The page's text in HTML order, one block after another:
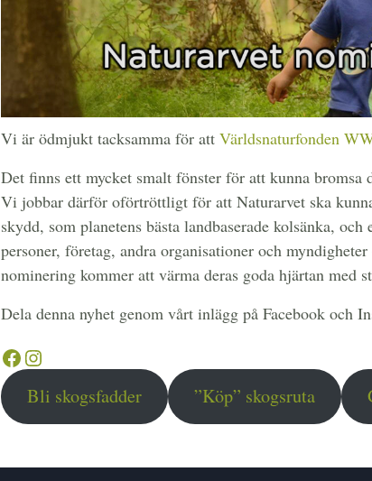
Vi är ödmjukt tacksamma för att Världsnaturfonden
Det finns ett mycket smalt fönster för att kunna
Vi jobbar därför oförtröttligt för att Naturarvet ska
skydd, som planetens bästa landbaserade kolsänka,
personer, företag, andra organisationer och
nominering kommer att värma deras goda hjärtan med
Dela denna nyhet genom vårt inlägg på Facebook och
Facebook
Instagram
Bli skogsfadder ”Köp” skogsruta